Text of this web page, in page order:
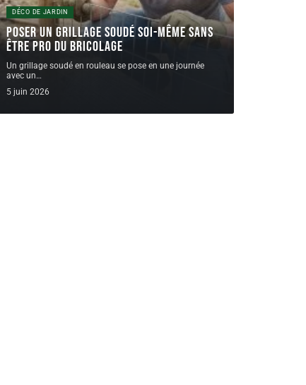
DÉCO DE JARDIN
Poser un grillage soudé soi-même sans
être pro du bricolage
Un grillage soudé en rouleau se pose en une journée
avec un…
5 juin 2026